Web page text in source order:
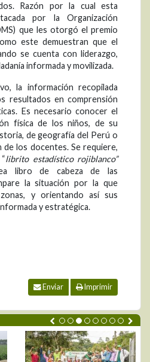
Razón por la cual esta
por la Organización
que les otorgó el premio
este demuestran que el
se cuenta con liderazgo,
informada y movilizada.
la información recopilada
resultados en comprensión
Es necesario conocer el
física de los niños, de su
de geografía del Perú o
de los docentes. Se requiere,
librito estadístico rojiblanco”
libro de cabeza de las
la situación por la que
y orientando así sus
y estratégica.
Enviar Imprimir